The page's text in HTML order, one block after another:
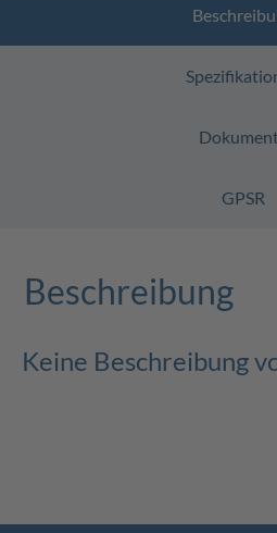
GPSR
Beschreibung
Keine Beschreibung